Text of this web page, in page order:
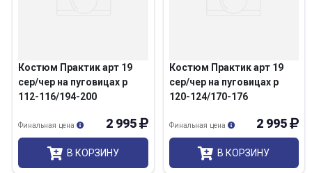
Костюм Практик арт 19
сер/чер на пуговицах р
112-116/194-200
2 995
Финальная цена
В КОРЗИНУ
Костюм Практик арт 19
сер/чер на пуговицах р
120-124/170-176
2 995
Финальная цена
В КОРЗИНУ